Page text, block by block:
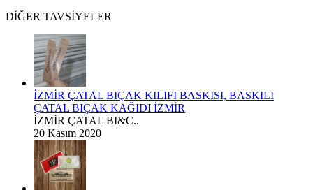
DİĞER TAVSİYELER
İZMİR ÇATAL BIÇAK KILIFI BASKISI, BASKILI
ÇATAL BIÇAK KAĞIDI İZMİR
İZMİR ÇATAL BI&C..
20 Kasım 2020